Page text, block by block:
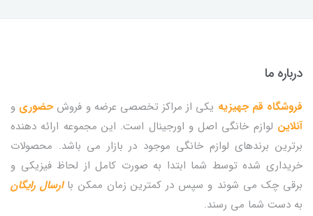
درباره ما
فروشگاه قم جهیزیه یکی از مراکز تخصصی عرضه و فروشحضوری و
آنلاین لوازم خانگی اصل و اورجینال است. این مجموعه ارائه دهنده
برترین برندهای لوازم خانگی موجود در بازار می باشد. محصولات
خریداری شده توسط شما ابتدا به صورت کامل از لحاظ فیزیکی و
برقی چک می شوند و سپس در کمترین زمان ممکن با ارسال رایگان
به دست شما می رسند.